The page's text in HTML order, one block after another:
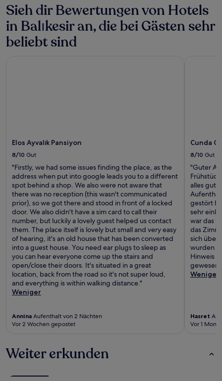
Sieh dir Bewertungen von Hotels
in Balıkesir an, die bei Gästen sehr
beliebt sind
Elos Ayvalık Pansiyon
8/10 Gut
"Firstly, we had some issues finding the place, as the
address when put into google leads you to a different
spot behind a shop. We also were not aware that
there was no reception (this wasn't communicated
prior), so we got there and stood in front of a locked
door. We also didn't have a sim card to call their
number, but luckily a lovely guest helped us contact
them. The place itself is lovely but small and very easy
of hearing, it's an old house that has been converted
into a guest house. You need ear plugs to sleep as
you can hear everyone come up the stairs and
open/close their doors. It's situated in a great
location, back from the road so it's not super loud,
and everything is within walking distance."
Weniger
Annina Aufenthalt von 2 Nächten
Vor 2 Wochen gepostet
Cunda
8/10 Gut
"Guter
alles gut
gestört
sehr
war das
das
sich
wurden
Hinweis
Weniger
Hasret
Vor 1
Weiter erkunden